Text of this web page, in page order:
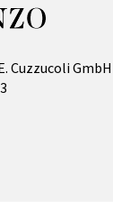
Cuzzucoli GmbH